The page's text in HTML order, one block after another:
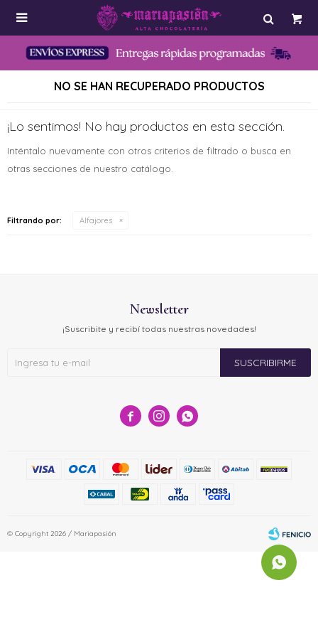

NO SE HAN RECUPERADO PRODUCTOS
¡Lo sentimos! No hay productos en esta sección.
Inténtalo nuevamente con otros criterios de filtrado o busca en
otras secciones de nuestro catálogo.
Filtrando por: Alfajores
  
Newsletter
¡Suscribite y recibí todas nuestras novedades!
SUSCRIBIRME
© Copyright 2026 / Mariapasión